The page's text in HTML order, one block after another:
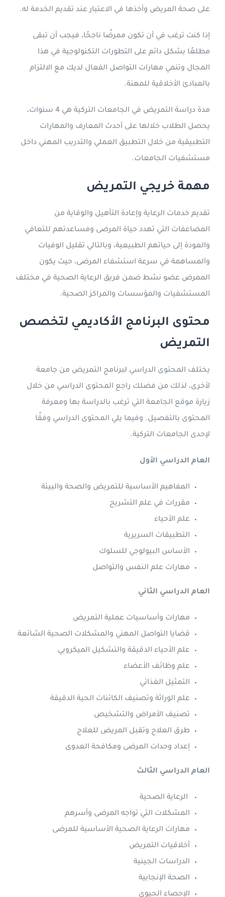
على صحة المريض وأخذها في الاعتبار عند تقديم الخدمة له.
إذا كنت ترغب في أن تكون ممرضًا ناجحًا، فيجب أن تبقى
مطلعًا بشكل دائم على التطورات التكنولوجية في هذا
المجال وتنمي مهارات التواصل الفعال لديك مع الالتزام
بالمبادئ الأخلاقية للمهنة.
مدة دراسة التمريض في الجامعات التركية هي 4 سنوات،
يحصل الطلاب خلالها على أحدث المعارف والمهارات
التطبيقية من خلال التطبيق العملي والتدريب المهني داخل
مستشفيات الجامعات.
مهمة خريجي التمريض
تقديم خدمات الرعاية وإعادة التأهيل والوقاية من
المضاعفات التي تهدد حياة المرضى ومساعدتهم للتعافي
والعودة إلى حياتهم الطبيعية، وبالتالي تقليل الوفيات
والمساهمة في سرعة استشفاء المرضى، حيث يكون
الممرض عضو نشط ضمن فريق الرعاية الصحية في مختلف
المستشفيات والمؤسسات والمراكز الصحية.
محتوى البرنامج الأكاديمي لتخصص
التمريض
يختلف المحتوى الدراسي لبرنامج التمريض من جامعة
لأخرى، لذلك من فضلك راجع المحتوى الدراسي من خلال
زيارة موقع الجامعة التي ترغب بالدراسة بها ومعرفة
المحتوى بالتفصيل. وفيما يلي المحتوى الدراسي وفقًا
لإحدى الجامعات التركية.
العام الدراسي الأول
المفاهيم الأساسية للتمريض والصحة والبيئة
مقررات في علم التشريح
علم الأحياء
التطبيقات السريرية
الأساس البيولوجي للسلوك
مهارات علم النفس والتواصل
العام الدراسي الثاني
مهارات وأساسيات عملية التمريض
قضايا التواصل المهني والمشكلات الصحية الشائعة
علم الأحياء الدقيقة والتشكيل الميكروبي
علم وظائف الأعضاء
التمثيل الغذائي
علم الوراثة وتصنيف الكائنات الحية الدقيقة
تصنيف الأمراض والتشخيص
طرق العلاج وتقبل المريض للعلاج
إعداد وحدات المرضى ومكافحة العدوى
العام الدراسي الثالث
الرعاية الصحية
المشكلات التي تواجه المرضى وأسرهم
مهارات الرعاية الصحية الأساسية للمرضى
أخلاقيات التمريض
الدراسات الجينية
الصحة الإنجابية
الإحصاء الحيوي